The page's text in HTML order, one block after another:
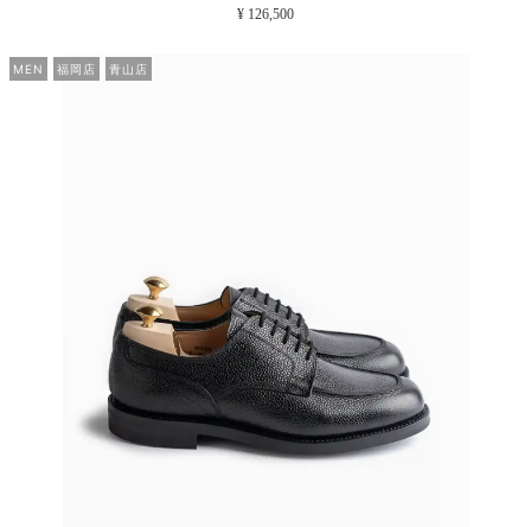
¥ 126,500
MEN 福岡店 青山店